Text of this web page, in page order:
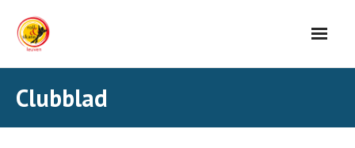
content
Clubblad